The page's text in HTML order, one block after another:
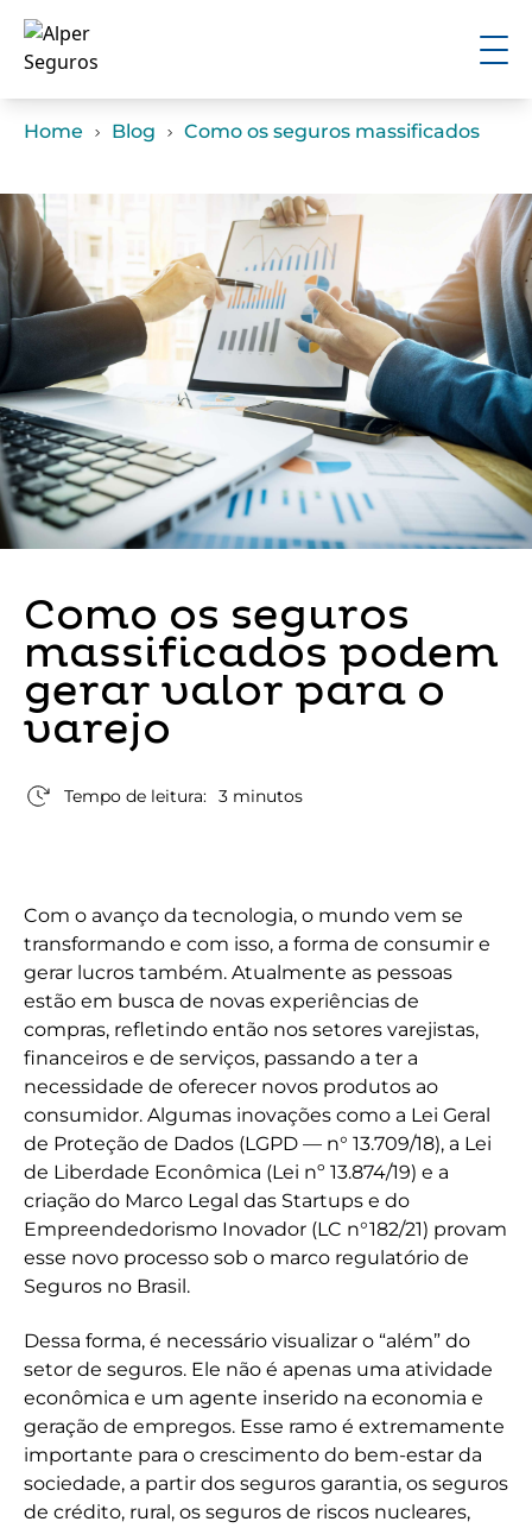
Home Blog Como os seguros massificados
Como os seguros
massificados podem
gerar valor para o
varejo
Tempo de leitura: 3 minutos
Com o avanço da tecnologia, o mundo vem se
transformando e com isso, a forma de consumir e
gerar lucros também. Atualmente as pessoas
estão em busca de novas experiências de
compras, refletindo então nos setores varejistas,
financeiros e de serviços, passando a ter a
necessidade de oferecer novos produtos ao
consumidor. Algumas inovações como a Lei Geral
de Proteção de Dados (LGPD — n° 13.709/18), a Lei
de Liberdade Econômica (Lei nº 13.874/19) e a
criação do Marco Legal das Startups e do
Empreendedorismo Inovador (LC n°182/21) provam
esse novo processo sob o marco regulatório de
Seguros no Brasil.
Dessa forma, é necessário visualizar o “além” do
setor de seguros. Ele não é apenas uma atividade
econômica e um agente inserido na economia e
geração de empregos. Esse ramo é extremamente
importante para o crescimento do bem-estar da
sociedade, a partir dos seguros garantia, os seguros
de crédito, rural, os seguros de riscos nucleares,